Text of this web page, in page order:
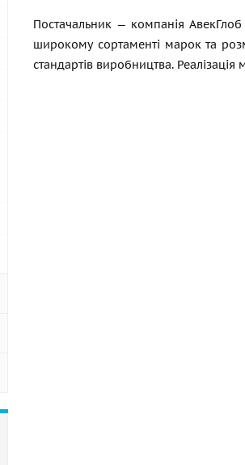
Постачальник — компанія
широкому сортаменті марок та
стандартів виробництва.